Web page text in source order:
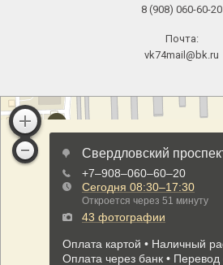
8 (908) 060-60-20
Почта:
vk74mail@bk.ru